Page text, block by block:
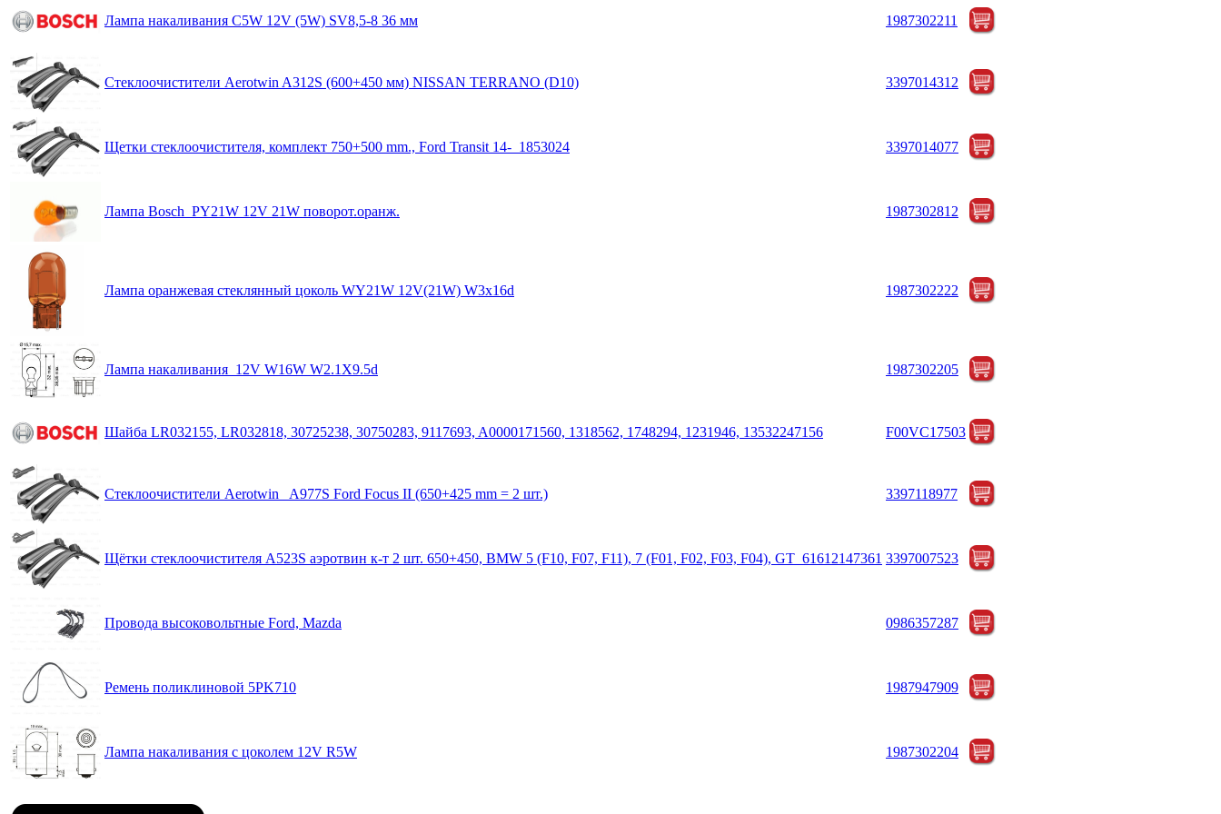
Лампа накаливания C5W 12V (5W) SV8,5-8 36 мм 1987302211
Стеклоочистители Aerotwin A312S (600+450 мм) NISSAN TERRANO (D10) 3397014312
Щетки стеклоочистителя, комплект 750+500 mm., Ford Transit 14- 1853024 3397014077
Лампа Bosch PY21W 12V 21W поворот.оранж. 1987302812
Лампа оранжевая стеклянный цоколь WY21W 12V(21W) W3x16d 1987302222
Лампа накаливания 12V W16W W2.1X9.5d 1987302205
Шайба LR032155, LR032818, 30725238, 30750283, 9117693, A0000171560, 1318562, 1748294, 1231946, 13532247156 F00VC17503
Стеклоочистители Aerotwin A977S Ford Focus II (650+425 mm = 2 шт.) 3397118977
Щётки стеклоочистителя A523S аэротвин к-т 2 шт. 650+450, BMW 5 (F10, F07, F11), 7 (F01, F02, F03, F04), GT 61612147361 3397007523
Провода высоковольтные Ford, Mazda 0986357287
Ремень поликлиновой 5PK710 1987947909
Лампа накаливания с цоколем 12V R5W 1987302204